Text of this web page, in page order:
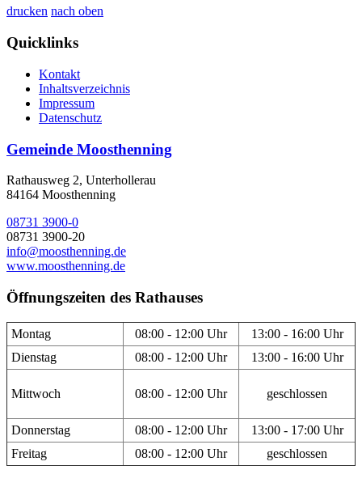
drucken nach oben
Quicklinks
Kontakt
Inhaltsverzeichnis
Impressum
Datenschutz
Gemeinde Moosthenning
Rathausweg 2, Unterhollerau
84164 Moosthenning
08731 3900-0
08731 3900-20
info@moosthenning.de
www.moosthenning.de
Öffnungszeiten des Rathauses
Montag 08:00 - 12:00 Uhr
13:00 - 16:00 Uhr
Dienstag
08:00 - 12:00 Uhr 13:00 - 16:00 Uhr
Mittwoch 08:00 - 12:00 Uhr geschlossen
Donnerstag 08:00 - 12:00 Uhr
13:00 - 17:00 Uhr
Freitag
08:00 - 12:00 Uhr geschlossen